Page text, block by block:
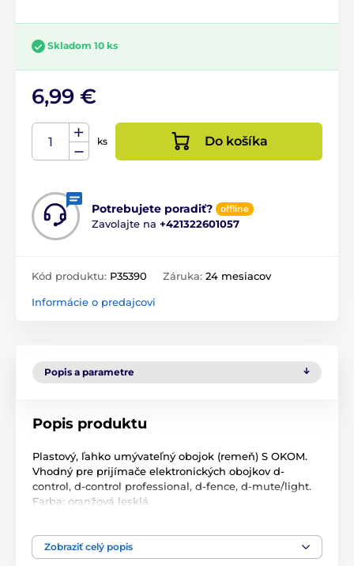
Skladom 10 ks
6,99 €
ks Do košíka
Potrebujete poradiť? offline
Zavolajte na +421322601057
Kód produktu: P35390 Záruka: 24 mesiacov
Informácie o predajcovi
Popis a parametre
Popis produktu
Plastový, ľahko umývateľný obojok (remeň) S OKOM.
Vhodný pre prijímače elektronických obojkov d-
control, d-control professional, d-fence, d-mute/light.
Farba: oranžová lesklá.
Technické špecifikácie sa môžu zmeniť bez
Zobraziť celý popis